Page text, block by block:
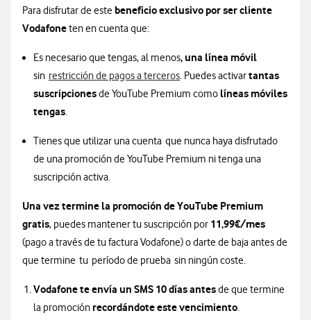
Para disfrutar de este beneficio exclusivo por ser cliente
Vodafoneten en cuenta que:
Es necesario que tengas, al menos, una línea móvil
sin restricción de pagos a terceros. Puedes activartantas
suscripcionesde YouTube Premium como líneas móviles
tengas.
Tienes que utilizar una cuenta que nunca haya disfrutado
de una promoción de YouTube Premium ni tenga una
suscripción activa.
Una vez termine la promoción de YouTube Premium
gratis, puedes mantener tu suscripción por 11,99€/mes
(pago a través de tu factura Vodafone) o darte de baja antes de
que termine tu período de prueba sin ningún coste.
Vodafone te envía un SMS 10 días antesde que termine
la promoción recordándote este vencimiento.